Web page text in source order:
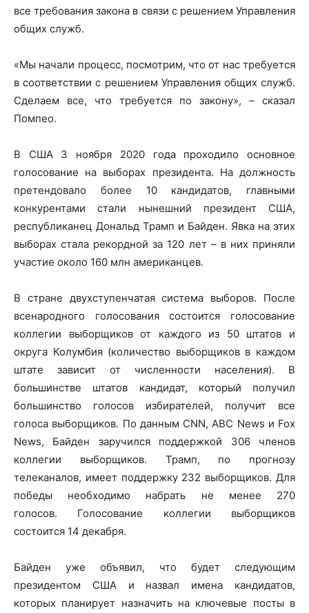
все требования закона в связи с решением Управления
общих служб.
«Мы начали процесс, посмотрим, что от нас требуется
в соответствии с решением Управления общих служб.
Сделаем все, что требуется по закону», – сказал
Помпео.
В США 3 ноября 2020 года проходило основное
голосование на выборах президента. На должность
претендовало более 10 кандидатов, главными
конкурентами стали нынешний президент США,
республиканец Дональд Трамп и Байден. Явка на этих
выборах стала рекордной за 120 лет – в них приняли
участие около 160 млн американцев.
В стране двухступенчатая система выборов. После
всенародного голосования состоится голосование
коллегии выборщиков от каждого из 50 штатов и
округа Колумбия (количество выборщиков в каждом
штате зависит от численности населения). В
большинстве штатов кандидат, который получил
большинство голосов избирателей, получит все
голоса выборщиков. По данным CNN, ABC News и Fox
News, Байден заручился поддержкой 306 членов
коллегии выборщиков. Трамп, по прогнозу
телеканалов, имеет поддержку 232 выборщиков. Для
победы необходимо набрать не менее 270
голосов. Голосование коллегии выборщиков
состоится 14 декабря.
Байден уже объявил, что будет следующим
президентом США и назвал имена кандидатов,
которых планирует назначить на ключевые посты в